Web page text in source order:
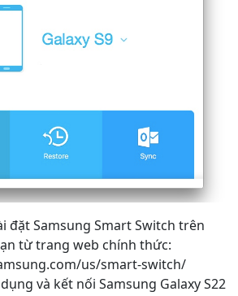
đặt Samsung Smart Switch trên
từ trang web chính thức:
us/smart-switch/
và kết nối Samsung Galaxy S22